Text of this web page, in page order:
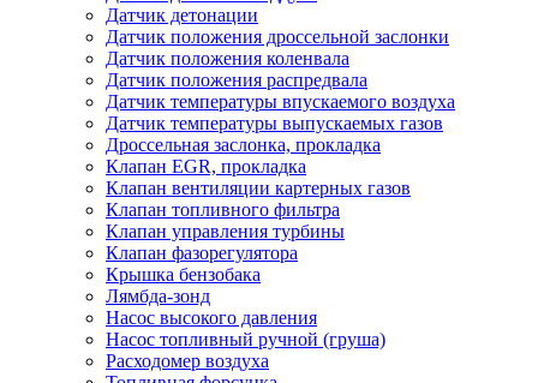
Датчик детонации
Датчик положения дроссельной заслонки
Датчик положения коленвала
Датчик положения распредвала
Датчик температуры впускаемого воздуха
Датчик температуры выпускаемых газов
Дроссельная заслонка, прокладка
Клапан EGR, прокладка
Клапан вентиляции картерных газов
Клапан топливного фильтра
Клапан управления турбины
Клапан фазорегулятора
Крышка бензобака
Лямбда-зонд
Насос высокого давления
Насос топливный ручной (груша)
Расходомер воздуха